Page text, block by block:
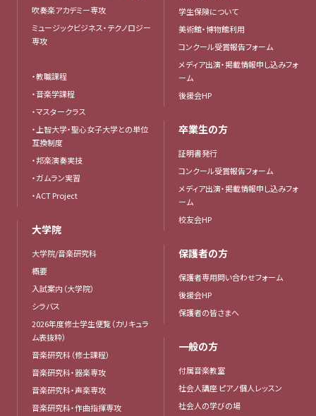
吹奏楽アカデミー専攻
ミュージックビジネス・テクノロジー
専攻
・教職課程
・音楽学課程
・マスタークラス
・上智大学・聖心女子大学との単位
互換制度
・邦楽演奏実技
・ガムラン実習
・ACT Project
大学院
大学院/音楽研究科
概要
入試案内（大学院）
シラバス
2026年度修士学生便覧（カリキュラ
ム表抜粋）
音楽研究科（修士課程）
音楽研究科・器楽専攻
音楽研究科・声楽専攻
音楽研究科・作曲指揮専攻
学生保険について
美術館・博物館利用
コンクール受賞報告フォーム
メディア出演・掲載情報申し込みフォ
ーム
後援会HP
卒業生の方
証明書発行
コンクール受賞報告フォーム
メディア出演・掲載情報申し込みフォ
ーム
校友会HP
保護者の方
保護者専用問い合わせフォーム
後援会HP
保護者の皆さまへ
一般の方
付属音楽教室
社会人講座 ピアノ個人レッスン
社会人の学びの場